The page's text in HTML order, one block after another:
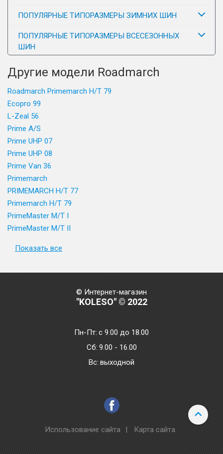
ПОПУЛЯРНЫЕ ТИПОРАЗМЕРЫ ЗИМНИХ ШИН
ПОПУЛЯРНЫЕ ТИПОРАЗМЕРЫ ВСЕСЕЗОННЫХ
ШИН
Другие модели Roadmarch
Roadmarch Primemarch H/T 79
Ecopro 99
L-Zeal 56
Prime A/S
Prime UHP 07
Prime UHP 08
Prime Van 36
Primemarch
PRIMEMARCH H/T 77
Primemarch H/T 79
PrimeMaster M/T I
PrimeMaster M/T II
Показать все
© Интернет-магазин
"KOLESO" © 2022
Пн-Пт:с 9.00 до 18.00
Сб: 9.00 - 16.00
Bc: выходной
Использование сайта | Карта сайта